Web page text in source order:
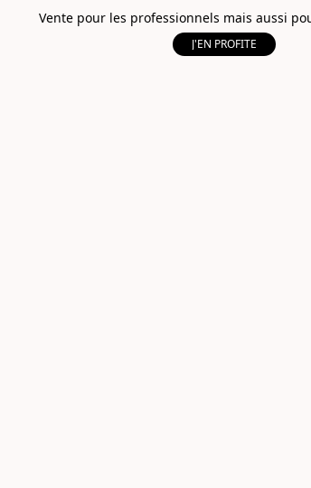
Vente pour les professionnels mais aussi
J'EN PROFITE